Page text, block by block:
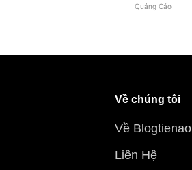
Quảng Cáo
Về chúng tôi
Về Blogtienao
Liên Hệ